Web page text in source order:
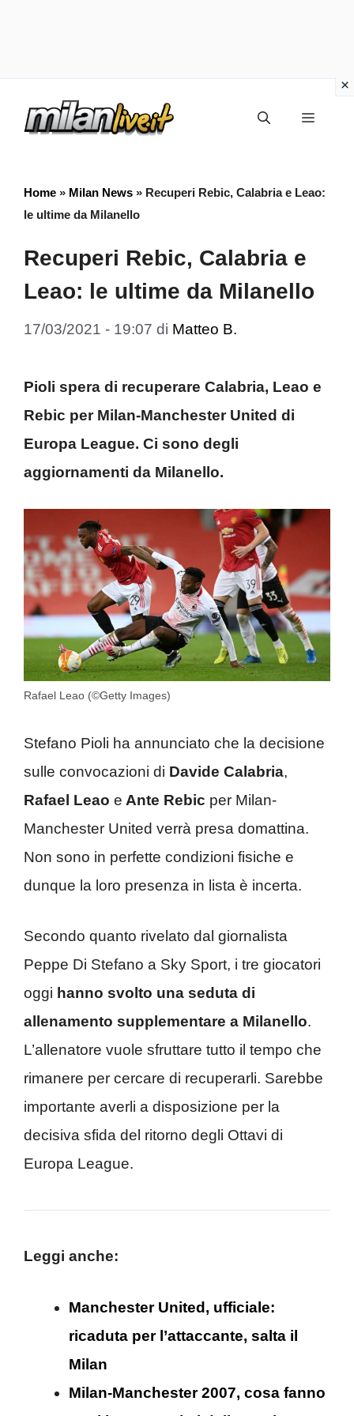
Menu
Home » Milan News » Recuperi Rebic, Calabria e Leao:
le ultime da Milanello
Recuperi Rebic, Calabria e
Leao: le ultime da Milanello
17/03/2021 - 19:07 di Matteo B.
Pioli spera di recuperare Calabria, Leao e
Rebic per Milan-Manchester United di
Europa League. Ci sono degli
aggiornamenti da Milanello.
Rafael Leao (©Getty Images)
Stefano Pioli ha annunciato che la decisione
sulle convocazioni di Davide Calabria,
Rafael Leao e Ante Rebic per Milan-
Manchester United verrà presa domattina.
Non sono in perfette condizioni fisiche e
dunque la loro presenza in lista è incerta.
Secondo quanto rivelato dal giornalista
Peppe Di Stefano a Sky Sport, i tre giocatori
oggi hanno svolto una seduta di
allenamento supplementare a Milanello.
L’allenatore vuole sfruttare tutto il tempo che
rimanere per cercare di recuperarli. Sarebbe
importante averli a disposizione per la
decisiva sfida del ritorno degli Ottavi di
Europa League.
Leggi anche:
Manchester United, ufficiale:
ricaduta per l’attaccante, salta il
Milan
Milan-Manchester 2007, cosa fanno